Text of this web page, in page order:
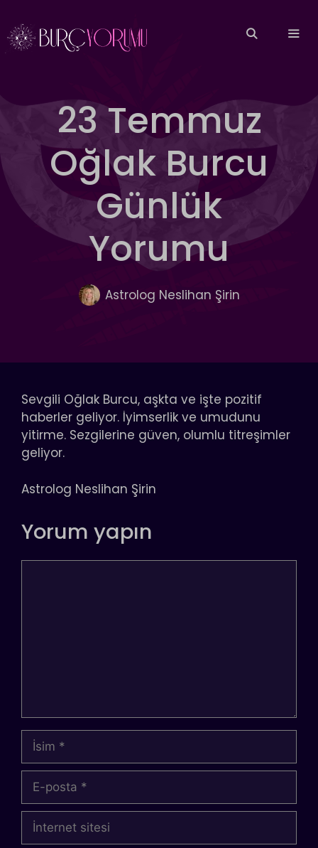
atla
23 Temmuz
Oğlak Burcu
Günlük
Yorumu
Astrolog Neslihan Şirin
Sevgili Oğlak Burcu, aşkta ve işte pozitif
haberler geliyor. İyimserlik ve umudunu
yitirme. Sezgilerine güven, olumlu titreşimler
geliyor.
Astrolog Neslihan Şirin
Yorum yapın
İsim
posta
İnternet
sitesi